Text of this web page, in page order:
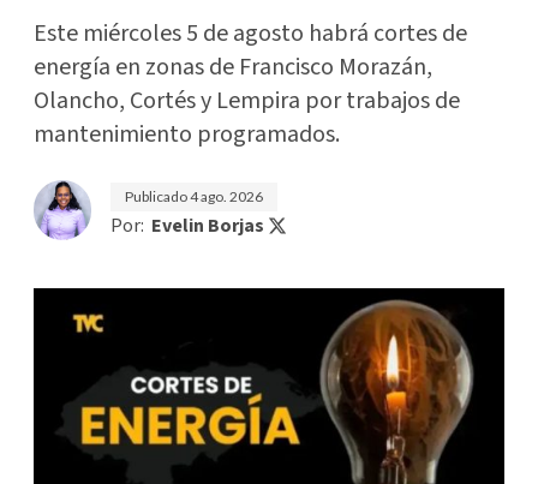
Este miércoles 5 de agosto habrá cortes de
energía en zonas de Francisco Morazán,
Olancho, Cortés y Lempira por trabajos de
mantenimiento programados.
Publicado4 ago. 2026
Por: Evelin Borjas